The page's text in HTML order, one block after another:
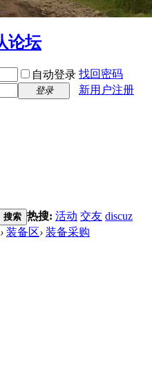
自动登录 找回密码
登录
新用户注册
搜索 热搜: 活动 交友 discuz
› 装备区› 装备采购